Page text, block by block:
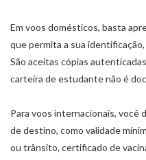
Em voos domésticos, basta
que permita a sua
São aceitas cópias
carteira de estudante não é
Para voos internacionais, você
de destino, como validade
ou trânsito, certificado de